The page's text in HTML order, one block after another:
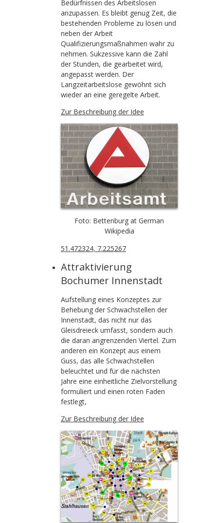
Bedürfnissen des Arbeitslosen
anzupassen. Es bleibt genug Zeit, die
bestehenden Probleme zu lösen und
neben der Arbeit
Qualifizierungsmaßnahmen wahr zu
nehmen. Sukzessive kann die Zahl
der Stunden, die gearbeitet wird,
angepasst werden. Der
Langzeitarbeitslose gewöhnt sich
wieder an eine geregelte Arbeit.
Zur Beschreibung der Idee
Foto: Bettenburg at German
Wikipedia
51.472324, 7.225267
Attraktivierung
Bochumer Innenstadt
Aufstellung eines Konzeptes zur
Behebung der Schwachstellen der
Innenstadt, das nicht nur das
Gleisdreieck umfasst, sondern auch
die daran angrenzenden Viertel. Zum
anderen ein Konzept aus einem
Guss, das alle Schwachstellen
beleuchtet und für die nächsten
Jahre eine einheitliche Zielvorstellung
formuliert und einen roten Faden
festlegt,
Zur Beschreibung der Idee